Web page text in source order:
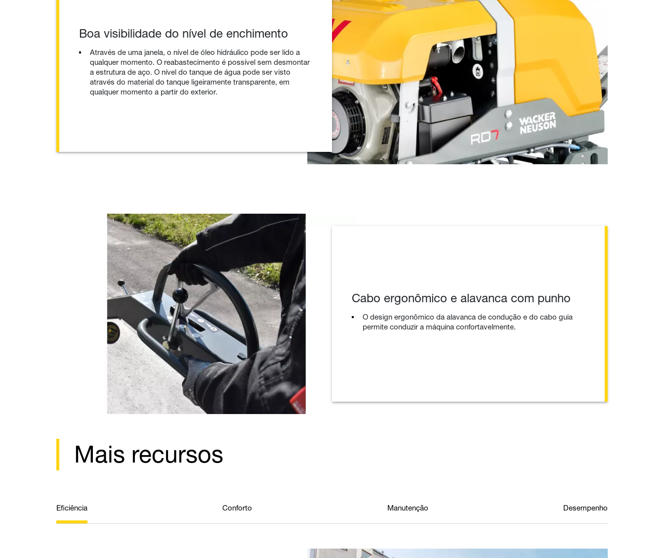
Boa visibilidade do nível de enchimento
Através de uma janela, o nível de óleo hidráulico pode ser lido a
qualquer momento. O reabastecimento é possível sem desmontar
a estrutura de aço. O nível do tanque de água pode ser visto
através do material do tanque ligeiramente transparente, em
qualquer momento a partir do exterior.
Cabo ergonômico e alavanca com punho
O design ergonômico da alavanca de condução e do cabo guia
permite conduzir a máquina confortavelmente.
Mais recursos
Eficiência Conforto Manutenção Desempenho